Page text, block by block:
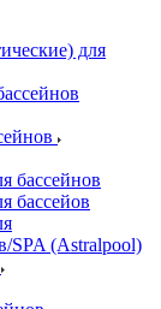
для
бассейнов
бассейов
SPA (Astralpool)